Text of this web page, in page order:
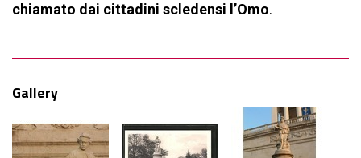
chiamato dai cittadini scledensi l’Omo.
Gallery